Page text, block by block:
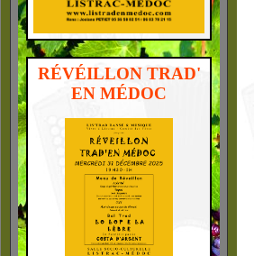
RÉVÉILLON TRAD'
EN MÉDOC